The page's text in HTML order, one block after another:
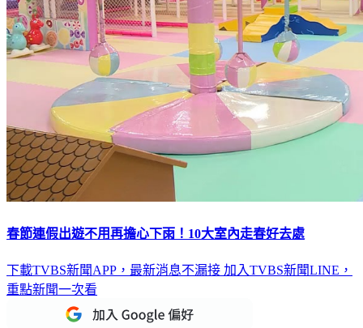
重點新聞一次看